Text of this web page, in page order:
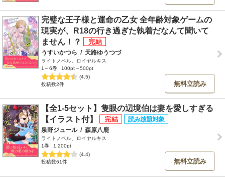
完璧な王子様と運命の乙女 全年齢対象ゲームの
現実が、R18の行き過ぎた執着だなんて聞いて
ません！？
うすいかつら / 天路ゆうつづ
ライトノベル、ロイヤルキス
1～6巻
100pt～500pt
(4.5)
投稿数2件
無料立読み
【全1-5セット】隻眼の辺境伯は妻を愛しすぎる
【イラスト付】
泉野ジュール / 森原八鹿
ライトノベル、ロイヤルキス
1巻
1,200pt
(4.4)
投稿数61件
無料立読み